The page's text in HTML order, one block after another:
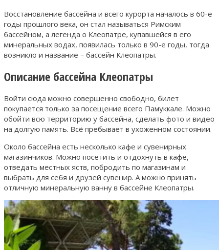
Восстановление бассейна и всего курорта началось в 60-е
годы прошлого века, он стал называться Римским
бассейном, а легенда о Клеопатре, купавшейся в его
минеральных водах, появилась только в 90-е годы, тогда
возникло и название – бассейн Клеопатры.
Описание бассейна Клеопатры
Войти сюда можно совершенно свободно, билет
покупается только за посещение всего Памуккале. Можно
обойти всю территорию у бассейна, сделать фото и видео
на долгую память. Всё пребывает в ухоженном состоянии.
Около бассейна есть несколько кафе и сувенирных
магазинчиков. Можно посетить и отдохнуть в кафе,
отведать местных яств, побродить по магазинам и
выбрать для себя и друзей сувенир. А можно принять
отличную минеральную ванну в бассейне Клеопатры.